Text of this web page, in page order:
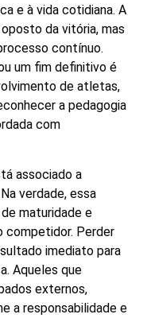
e à vida cotidiana. A
da vitória, mas
contínuo.
um fim definitivo é
de atletas,
a pedagogia
com
associado a
verdade, essa
maturidade e
competidor. Perder
imediato para
Aqueles que
externos,
a responsabilidade e